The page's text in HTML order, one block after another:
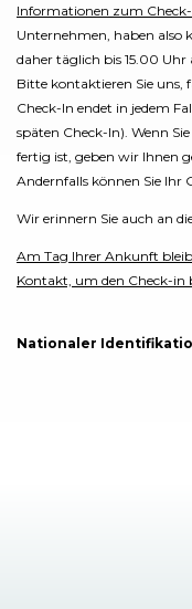
Informationen zum
Unternehmen, haben also
daher täglich bis 15.00 Uhr
Bitte kontaktieren Sie uns,
Check-In endet in jedem
späten Check-In). Wenn
fertig ist, geben wir Ihnen
Andernfalls können Sie Ihr
Wir erinnern Sie auch an
Am Tag Ihrer Ankunft
Kontakt, um den Check-in
Nationaler